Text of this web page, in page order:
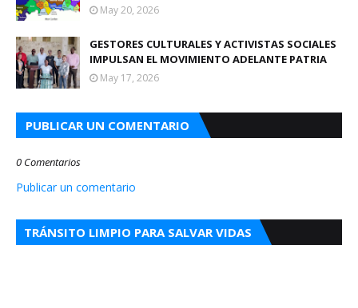
May 20, 2026
GESTORES CULTURALES Y ACTIVISTAS SOCIALES
IMPULSAN EL MOVIMIENTO ADELANTE PATRIA
May 17, 2026
PUBLICAR UN COMENTARIO
0 Comentarios
Publicar un comentario
TRÁNSITO LIMPIO PARA SALVAR VIDAS